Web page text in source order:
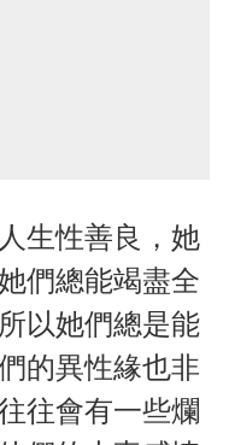
生性善良，她
們總能竭盡全
以她們總是能
的異性緣也非
往會有一些爛